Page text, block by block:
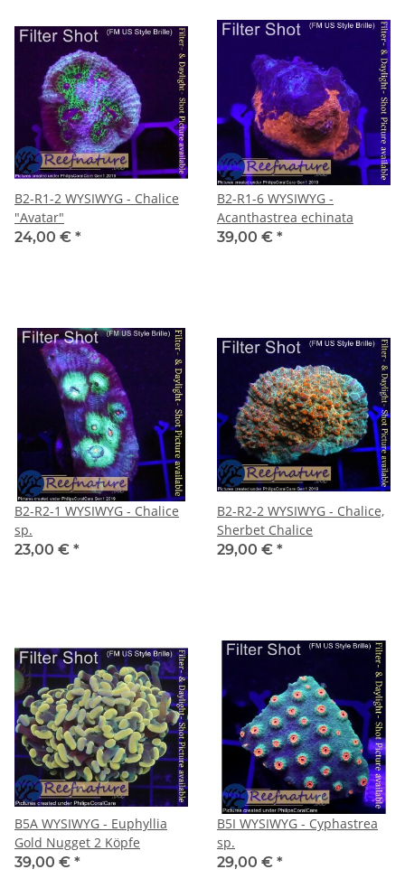
B2-R1-2 WYSIWYG - Chalice
"Avatar"
24,00 € *
B2-R1-6 WYSIWYG -
Acanthastrea echinata
39,00 € *
B2-R2-1 WYSIWYG - Chalice
sp.
23,00 € *
B2-R2-2 WYSIWYG - Chalice,
Sherbet Chalice
29,00 € *
B5A WYSIWYG - Euphyllia
Gold Nugget 2 Köpfe
39,00 € *
B5I WYSIWYG - Cyphastrea
sp.
29,00 € *